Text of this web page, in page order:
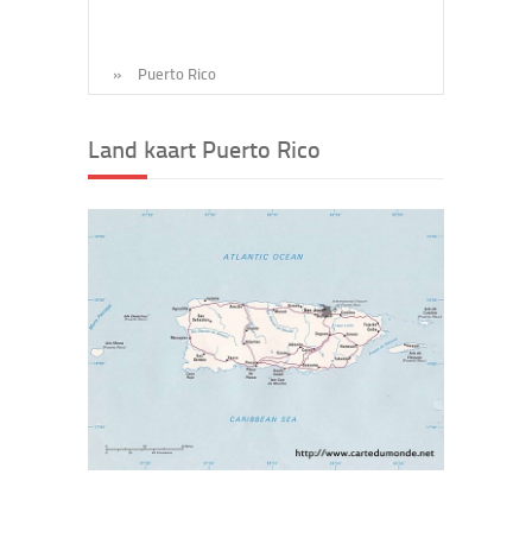
» Puerto Rico
Land kaart Puerto Rico